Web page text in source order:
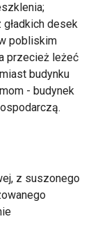
desek
pobliskim
przecież leżeć
budynku
- budynek
z suszonego